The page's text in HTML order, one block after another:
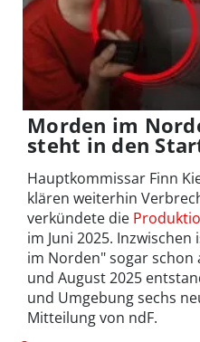
Morden im
steht in den
Hauptkommissar Finn
klären weiterhin
verkündete die
im Juni 2025.
im Norden" sogar schon
und August 2025
und Umgebung sechs
Mitteilung von ndF.